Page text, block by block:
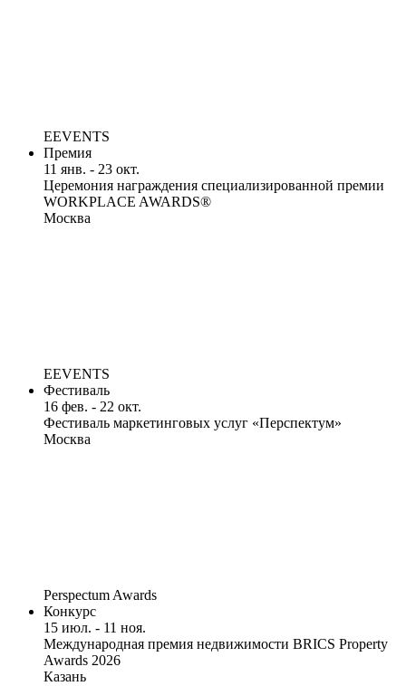
EEVENTS
Премия
11 янв. - 23 окт.
Церемония награждения специализированной премии
WORKPLACE AWARDS®
Москва
EEVENTS
Фестиваль
16 фев. - 22 окт.
Фестиваль маркетинговых услуг «Перспектум»
Москва
Perspectum Awards
Конкурс
15 июл. - 11 ноя.
Международная премия недвижимости BRICS Property
Awards 2026
Казань